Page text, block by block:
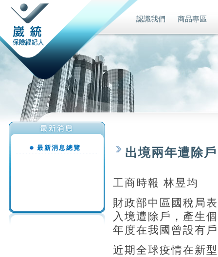
認識我們 商品專區
最新消息總覽 出境兩年遭除
工商時報 林昱均
財政部中區國稅局
入境遭除戶，產生
年度在我國曾設有
近期全球疫情在新